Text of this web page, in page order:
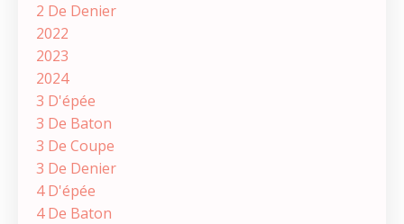
2 De Denier
2022
2023
2024
3 D'épée
3 De Baton
3 De Coupe
3 De Denier
4 D'épée
4 De Baton